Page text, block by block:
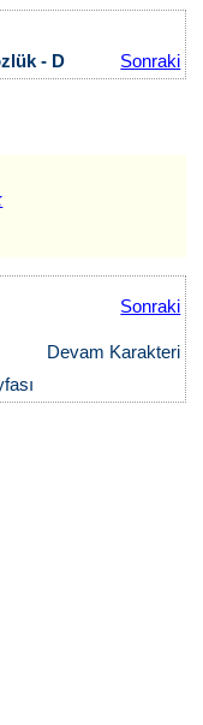
- D Sonraki
Sonraki
Devam Karakteri